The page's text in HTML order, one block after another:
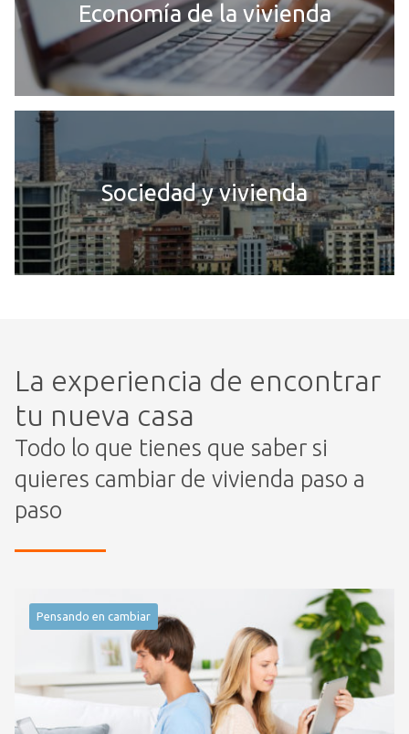
Economía de la vivienda
Sociedad y vivienda
La experiencia de encontrar
tu nueva casa
Todo lo que tienes que saber si
quieres cambiar de vivienda paso a
paso
Pensando en cambiar